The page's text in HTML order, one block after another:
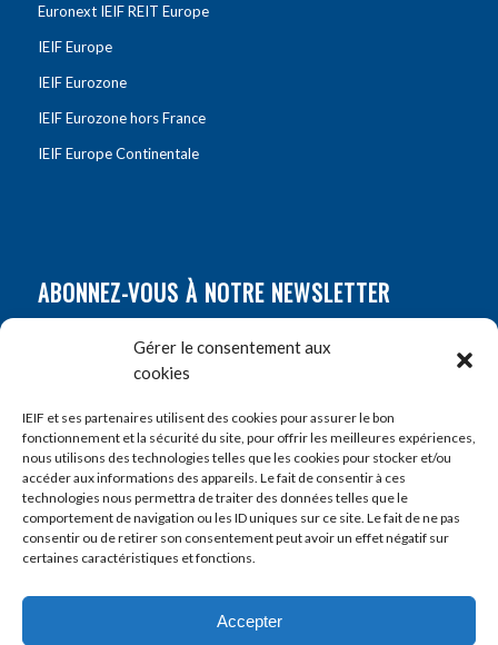
Gérer le consentement aux
cookies
IEIF et ses partenaires utilisent des cookies pour assurer le bon
fonctionnement et la sécurité du site, pour offrir les meilleures expériences,
nous utilisons des technologies telles que les cookies pour stocker et/ou
accéder aux informations des appareils. Le fait de consentir à ces
technologies nous permettra de traiter des données telles que le
comportement de navigation ou les ID uniques sur ce site. Le fait de ne pas
consentir ou de retirer son consentement peut avoir un effet négatif sur
certaines caractéristiques et fonctions.
Accepter
Euronext IEIF REIT Europe
IEIF Europe
IEIF Eurozone
IEIF Eurozone hors France
IEIF Europe Continentale
ABONNEZ-VOUS À NOTRE NEWSLETTER
Prénom*
E-mail*